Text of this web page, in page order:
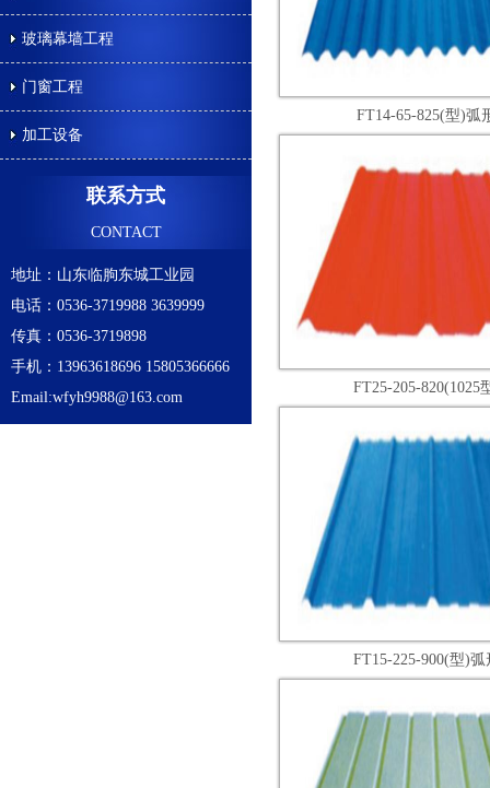
玻璃幕墙工程
门窗工程
加工设备
联系方式
CONTACT
地址：山东临朐东城工业园
电话：0536-3719988 3639999
传真：0536-3719898
手机：13963618696 15805366666
Email:wfyh9988@163.com
FT14-65-825(型)弧
FT25-205-820(1025
FT15-225-900(型)弧